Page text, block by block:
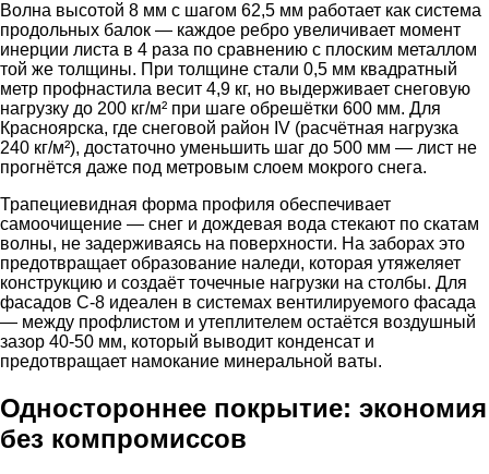
Волна высотой 8 мм с шагом 62,5 мм работает как система
продольных балок — каждое ребро увеличивает момент
инерции листа в 4 раза по сравнению с плоским металлом
той же толщины. При толщине стали 0,5 мм квадратный
метр профнастила весит 4,9 кг, но выдерживает снеговую
нагрузку до 200 кг/м² при шаге обрешётки 600 мм. Для
Красноярска, где снеговой район IV (расчётная нагрузка
240 кг/м²), достаточно уменьшить шаг до 500 мм — лист не
прогнётся даже под метровым слоем мокрого снега.
Трапециевидная форма профиля обеспечивает
самоочищение — снег и дождевая вода стекают по скатам
волны, не задерживаясь на поверхности. На заборах это
предотвращает образование наледи, которая утяжеляет
конструкцию и создаёт точечные нагрузки на столбы. Для
фасадов С-8 идеален в системах вентилируемого фасада
— между профлистом и утеплителем остаётся воздушный
зазор 40-50 мм, который выводит конденсат и
предотвращает намокание минеральной ваты.
Одностороннее покрытие: экономия
без компромиссов